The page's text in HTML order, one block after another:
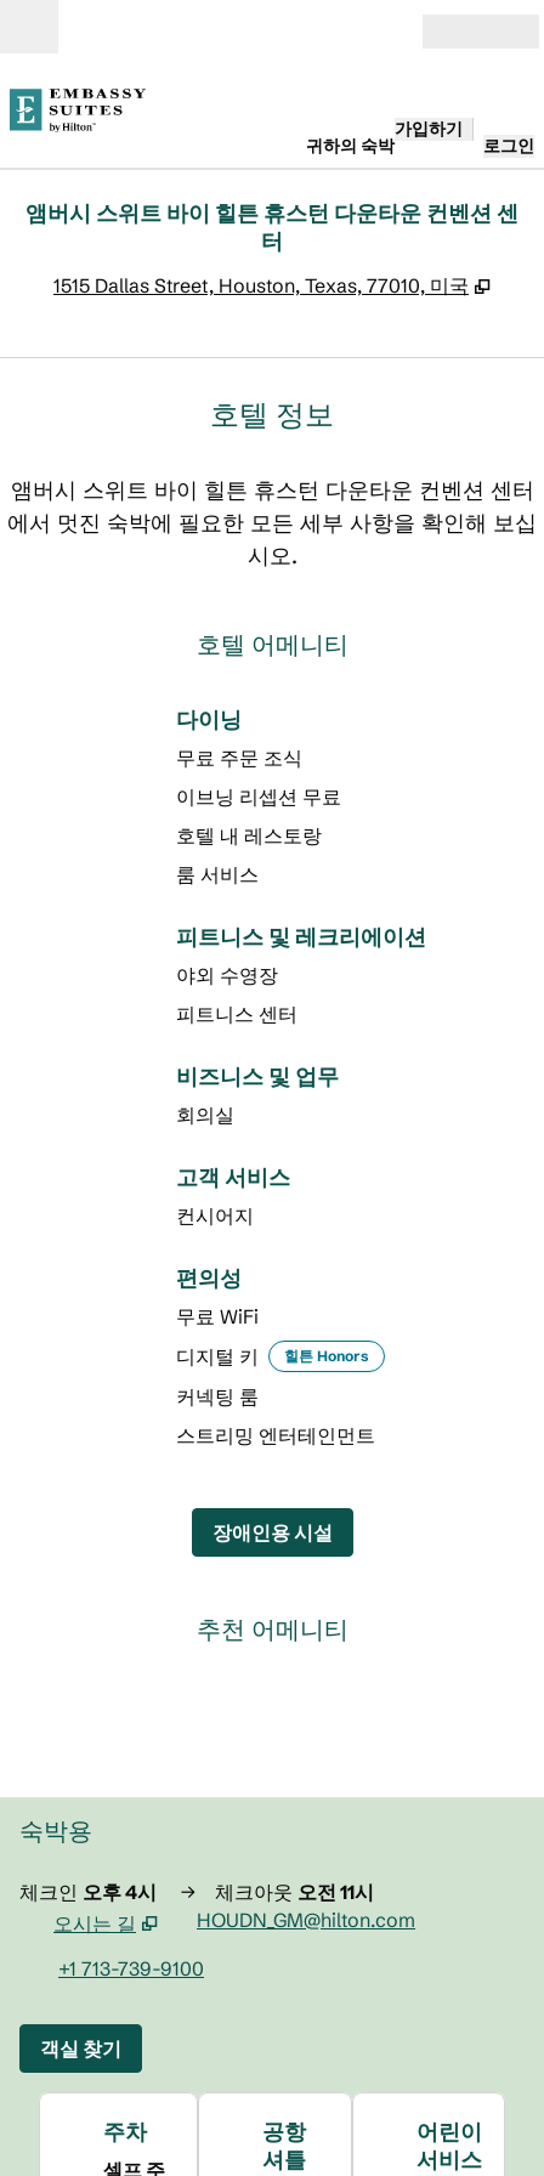
귀하의 숙박
가입하기
로그인
앰버시 스위트 바이 힐튼 휴스턴 다운타운 컨벤션 센
터
1515 Dallas Street, Houston, Texas, 77010, 미국 ,
호텔 정보
앰버시 스위트 바이 힐튼 휴스턴 다운타운 컨벤션 센터
에서 멋진 숙박에 필요한 모든 세부 사항을 확인해 보십
시오.
호텔 어메니티
다이닝
무료 주문 조식
이브닝 리셉션 무료
호텔 내 레스토랑
룸 서비스
피트니스 및 레크리에이션
야외 수영장
피트니스 센터
비즈니스 및 업무
회의실
고객 서비스
컨시어지
편의성
무료 WiFi
디지털 키
힐튼 Honors
커넥팅 룸
스트리밍 엔터테인먼트
장애인용 시설
추천 어메니티
피트니스 센터
숙박용
체크인 오후 4시 → 체크아웃 오전 11시
오시는 길
새 탭 열림
HOUDN_GM@hilton.com
+1 713-739-9100
객실 찾기
주차
셀프 주
공항
셔틀
어린이
서비스